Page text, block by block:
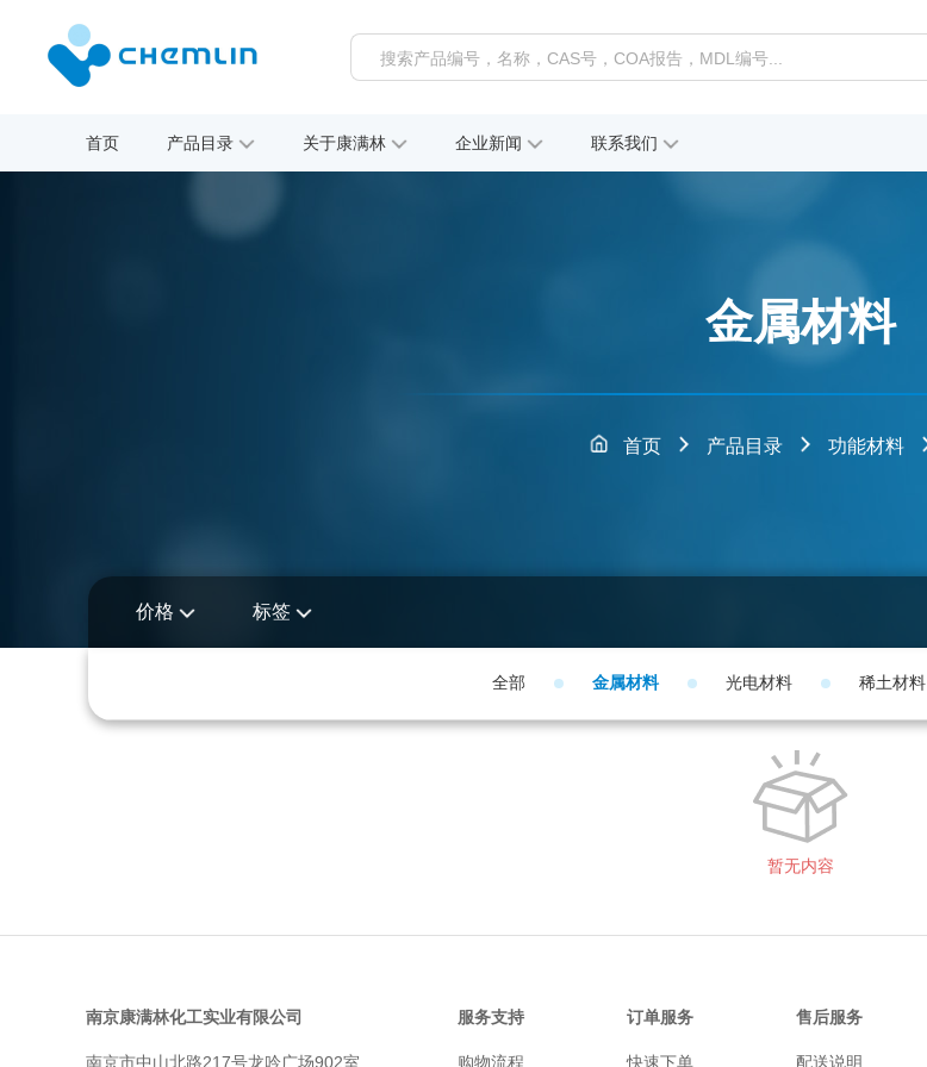
首页 产品目录 关于康满林 企业新闻 联系我们
金属材料
首页 产品目录 功能材料
价格 标签
全部 金属材料 光电材料 稀土材料
暂无内容
南京康满林化工实业有限公司
南京市中山北路217号龙吟广场902室
服务支持
购物流程
订单服务
快速下单
售后服务
配送说明